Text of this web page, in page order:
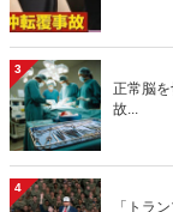
3
正常脳
故...
4
「トラ